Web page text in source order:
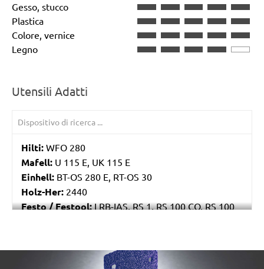
Gesso, stucco
Plastica
Colore, vernice
Legno
Utensili Adatti
Hilti: WFO 280
Mafell: U 115 E, UK 115 E
Einhell: BT-OS 280 E, RT-OS 30
Holz-Her: 2440
Festo / Festool:LRB-IAS, RS 1, RS 100 CQ, RS 100
/marketing/parallax/menzer/parallax_logos/